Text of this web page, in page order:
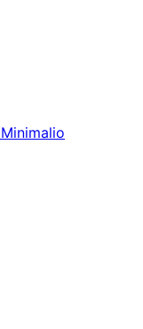
Minimalio